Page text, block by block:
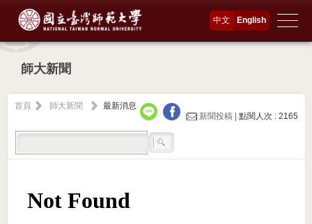
English
中文
師大新聞
首頁 師大新聞
最新消息
新聞投稿 |點閱人次 : 2165